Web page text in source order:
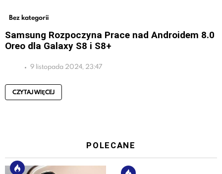
Bez kategorii
Samsung Rozpoczyna Prace nad Androidem 8.0
Oreo dla Galaxy S8 i S8+
9 listopada 2024, 23:47
CZYTAJ WIĘCEJ
POLECANE